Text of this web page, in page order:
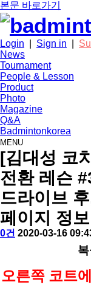
본문 바로가기
Login Sign in
News
Tournament
People & Lesson
Product
Photo
Magazine
Q&A
Badmintonkorea
MENU
people
[김대성 코
전환 레슨
드라이브
페이지 정보
작
배
코
댓
0건 작
2020-03-16
문
오른쪽 코트